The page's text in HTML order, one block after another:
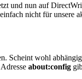
und nun auf
nicht für
Scheint wohl
about:config